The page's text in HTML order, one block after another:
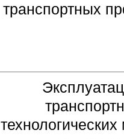
транспортных